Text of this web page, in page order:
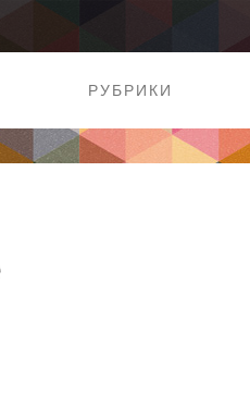
РУБРИКИ